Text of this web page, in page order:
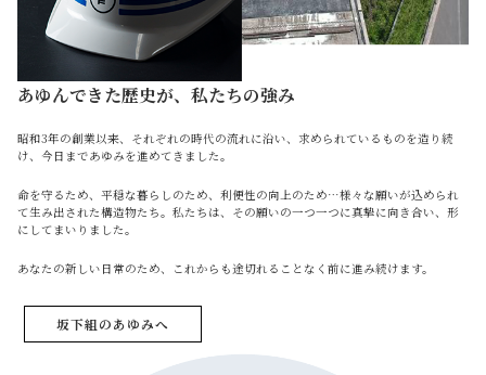
あゆんできた歴史が、私たちの強み
昭和3年の創業以来、それぞれの時代の流れに沿い、求められているものを造り続
け、今日まであゆみを進めてきました。
命を守るため、平穏な暮らしのため、利便性の向上のため…様々な願いが込められ
て生み出された構造物たち。私たちは、その願いの一つ一つに真摯に向き合い、形
にしてまいりました。
あなたの新しい日常のため、これからも途切れることなく前に進み続けます。
坂下組のあゆみへ